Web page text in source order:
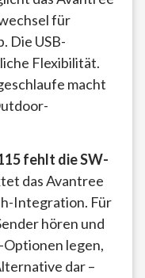
für
Die USB-
Flexibilität.
macht
fehlt die SW-
das Avantree
Integration. Für
hören und
legen,
dar –